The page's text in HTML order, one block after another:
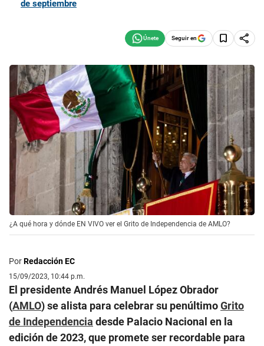
de septiembre
Seguir en
¿A qué hora y dónde EN VIVO ver el Grito de Independencia de AMLO?
PorRedacción EC
15/09/2023, 10:44 p.m.
El presidente Andrés Manuel López Obrador
(AMLO) se alista para celebrar su penúltimoGrito
de Independencia desde Palacio Nacional en la
edición de 2023, que promete ser recordable para